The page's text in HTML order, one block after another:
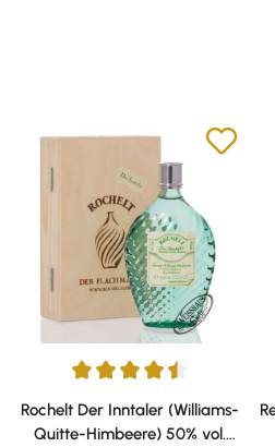
Durchschnittliche Bewertung von
Rochelt Der Inntaler (Williams-
Quitte-Himbeere) 50% vol.